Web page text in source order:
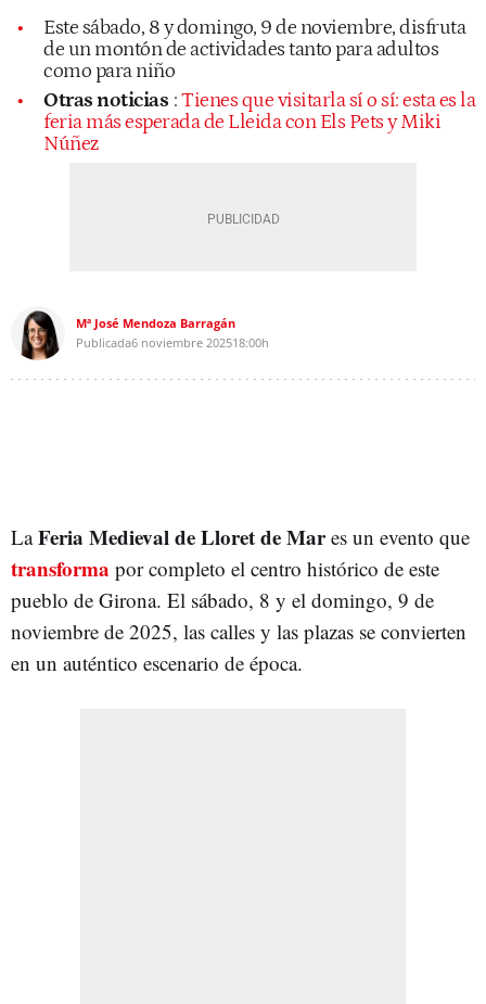
Este sábado, 8 y domingo, 9 de noviembre, disfruta
de un montón de actividades tanto para adultos
como para niño
Otras noticias :Tienes que visitarla sí o sí: esta es la
feria más esperada de Lleida con Els Pets y Miki
Núñez
Mª José Mendoza Barragán
Publicada6 noviembre 202518:00h
LaFeria Medieval de Lloret de Mares un evento que
transforma por completo el centro histórico de este
pueblo de Girona. El sábado, 8 y el domingo, 9 de
noviembre de 2025, las calles y las plazas se convierten
en un auténtico escenario de época.